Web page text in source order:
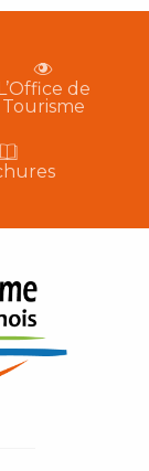
L’Office de
Tourisme